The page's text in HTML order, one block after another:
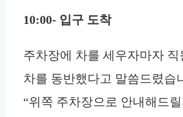
10:00- 입구 도착
주차장에 차를 세우자마자 직
차를 동반했다고 말씀드렸습
“위쪽 주차장으로 안내해드릴